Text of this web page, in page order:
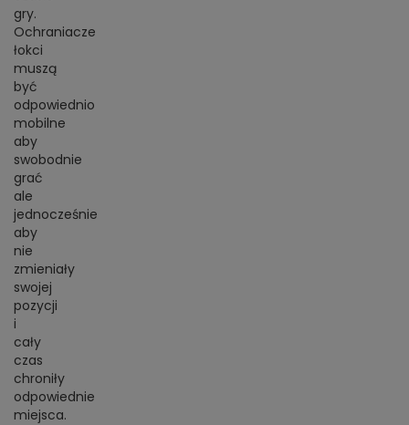
gry.
Ochraniacze
łokci
muszą
być
odpowiednio
mobilne
aby
swobodnie
grać
ale
jednocześnie
aby
nie
zmieniały
swojej
pozycji
i
cały
czas
chroniły
odpowiednie
miejsca.